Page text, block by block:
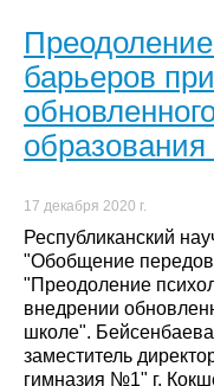
барьеров
17 декабря 2020 г.
Республиканский
"Обобщение
"Преодоление
внедрении
школе".
заместитель
гимназия №1" г.